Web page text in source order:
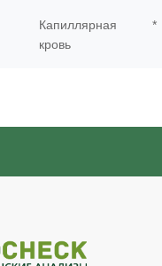
Капиллярная
кровь
*